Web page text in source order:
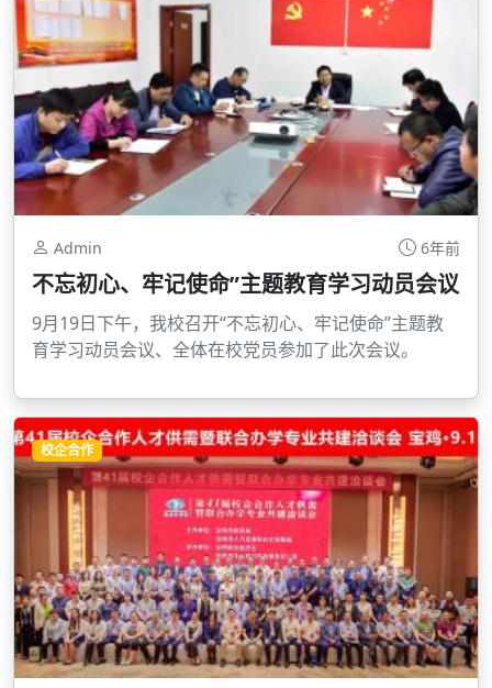
Admin 6年前
不忘初心、牢记使命”主题教育学习动员会议
9月19日下午，我校召开“不忘初心、牢记使命”主题教
育学习动员会议、全体在校党员参加了此次会议。
校企合作